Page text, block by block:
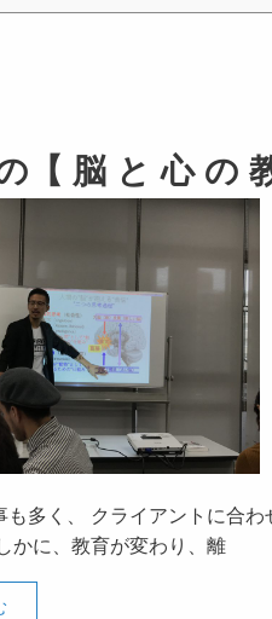
【 脳 と 心 の
も多く、 クライアントに合
かに、教育が変わり、離